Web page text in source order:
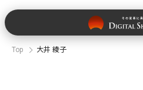
Top 大井 綾子